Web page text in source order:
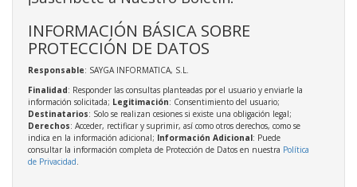
INFORMACIÓN BÁSICA SOBRE
PROTECCIÓN DE DATOS
Responsable: SAYGA INFORMATICA, S.L.
Finalidad: Responder las consultas planteadas por el usuario y enviarle la
información solicitada; Legitimación: Consentimiento del usuario;
Destinatarios: Solo se realizan cesiones si existe una obligación legal;
Derechos: Acceder, rectificar y suprimir, así como otros derechos, como se
indica en la información adicional; Información Adicional: Puede
consultar la información completa de Protección de Datos en nuestra Política
de Privacidad